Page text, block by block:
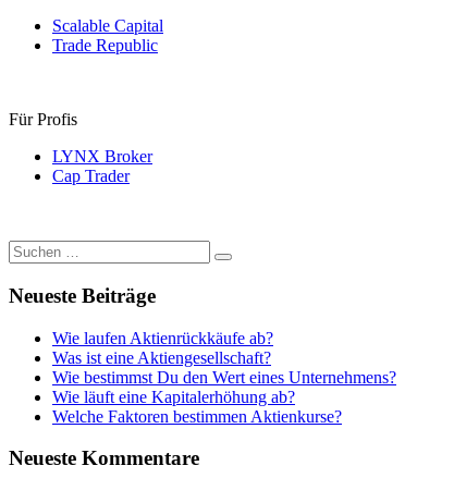
Scalable Capital
Trade Republic
Für Profis
LYNX Broker
Cap Trader
Suchen
nach:
Suchen
Neueste Beiträge
Wie laufen Aktienrückkäufe ab?
Was ist eine Aktiengesellschaft?
Wie bestimmst Du den Wert eines Unternehmens?
Wie läuft eine Kapitalerhöhung ab?
Welche Faktoren bestimmen Aktienkurse?
Neueste Kommentare